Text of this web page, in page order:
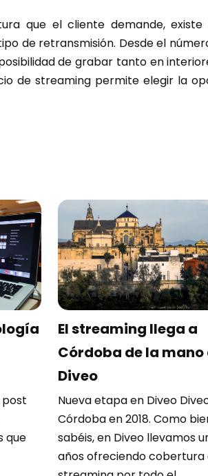
que el cliente demande, existe
de retransmisión. Desde el
de grabar tanto en
de streaming permite elegir la
post
que
El streaming llega a
Córdoba de la mano
Diveo
Nueva etapa en Diveo
Córdoba en 2018. Como
sabéis, en Diveo llevamos
años ofreciendo cobertura